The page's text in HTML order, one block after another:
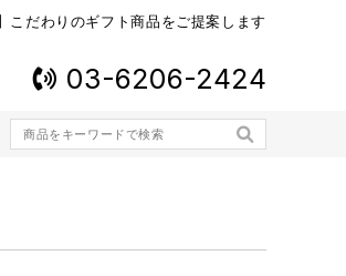
こだわりのギフト商品をご提案します
03-6206-2424